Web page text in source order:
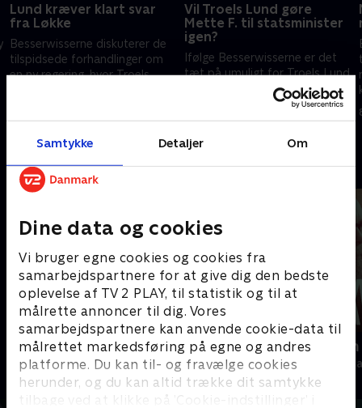
Samtykke Detaljer Om
Dine data og cookies
Vi bruger egne cookies og cookies fra
samarbejdspartnere for at give dig den bedste
oplevelse af TV 2 PLAY, til statistik og til at
målrette annoncer til dig. Vores
samarbejdspartnere kan anvende cookie-data til
målrettet markedsføring på egne og andres
platforme. Du kan til- og fravælge cookies
herunder, og du kan altid trække dit samtykke
tilbage ved at klikke på ’Cookie-indstillinger’ i
Lund kræver klart svar
fra Løkke
Besserwisserne diskuterer de
tilspidsede forhandlinger om
en ny regering, hvor Troels
Løkke.
Vil Troels Lund gøre
Mette F. til statsminister
igen?
Ifølge Besserwisserne er det
tæt på umuligt for Troels Lund
at danne en blå regering - og
han kan ende med at pege på
Mette Frederiksen.
Andre så også
Tirsdagsanalysen
Nyheder & Magasiner
Skyggesiden
Nyheder &